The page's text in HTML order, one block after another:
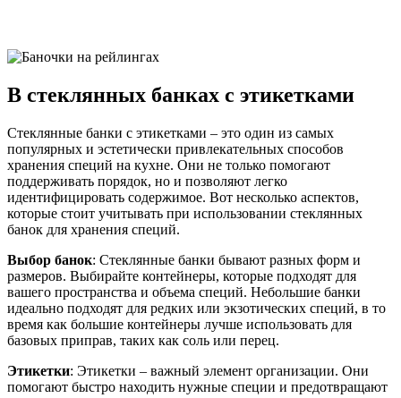
В стеклянных банках с этикетками
Стеклянные банки с этикетками – это один из самых
популярных и эстетически привлекательных способов
хранения специй на кухне. Они не только помогают
поддерживать порядок, но и позволяют легко
идентифицировать содержимое. Вот несколько аспектов,
которые стоит учитывать при использовании стеклянных
банок для хранения специй.
Выбор банок: Стеклянные банки бывают разных форм и
размеров. Выбирайте контейнеры, которые подходят для
вашего пространства и объема специй. Небольшие банки
идеально подходят для редких или экзотических специй, в то
время как большие контейнеры лучше использовать для
базовых приправ, таких как соль или перец.
Этикетки: Этикетки – важный элемент организации. Они
помогают быстро находить нужные специи и предотвращают